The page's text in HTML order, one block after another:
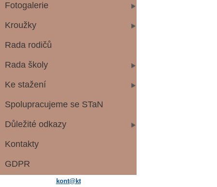
Fotogalerie
Kroužky
Rada rodičů
Rada školy
Ke stažení
Spolupracujeme se STaN
Důležité odkazy
Kontakty
GDPR
kont@kt